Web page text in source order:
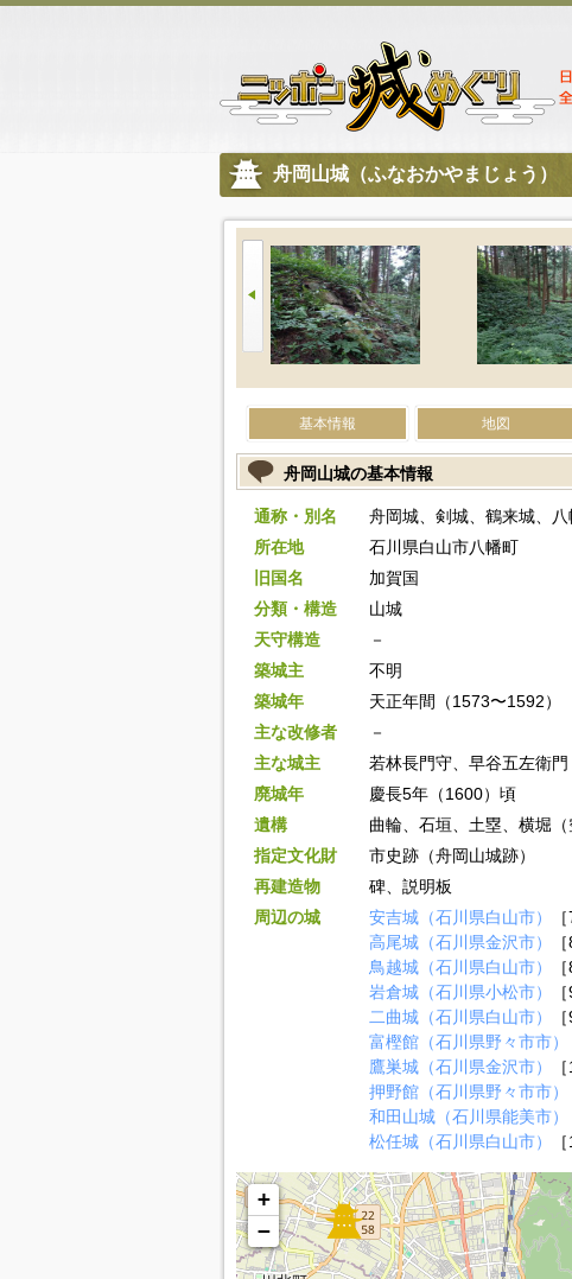
舟岡山城（ふなおかやまじょう）
基本情報 地図
舟岡山城の基本情報
通称・別名
舟岡城、剣城、鶴来城、
所在地
石川県白山市八幡町
旧国名
加賀国
分類・構造
山城
天守構造
－
築城主
不明
築城年
天正年間（1573〜1592）
主な改修者
－
主な城主
若林長門守、早谷五左衛
廃城年
慶長5年（1600）頃
遺構
曲輪、石垣、土塁、横堀（
指定文化財
市史跡（舟岡山城跡）
再建造物
碑、説明板
周辺の城
安吉城（石川県白山市）
高尾城（石川県金沢市）
鳥越城（石川県白山市）
岩倉城（石川県小松市）
二曲城（石川県白山市）
富樫館（石川県野々市市）
鷹巣城（石川県金沢市）
押野館（石川県野々市市）
和田山城（石川県能美市）
松任城（石川県白山市）
+
−